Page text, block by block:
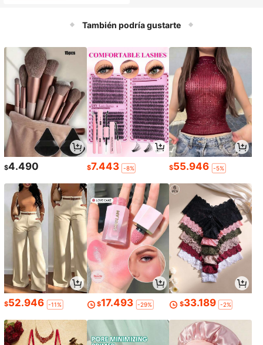
nto de soporte para bolígrafos, se a
dapta a la mayoría de las formas de
uela
También podría gustarte
$4.490 $7.443 -8% $55.946 -5%
$52.946 -11% $17.493 -29% $33.189 -2%